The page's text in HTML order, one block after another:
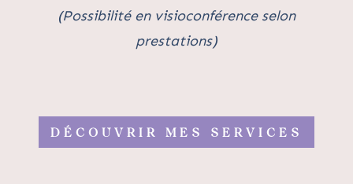
(Possibilité en visioconférence selon
prestations)
DÉCOUVRIR MES SERVICES